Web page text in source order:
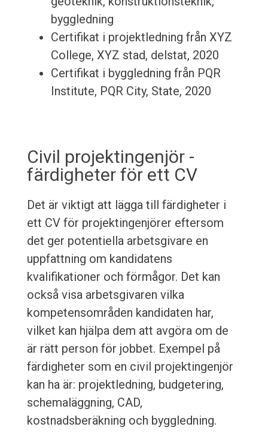
byggledning
Certifikat i projektledning från XYZ
College, XYZ stad, delstat, 2020
Certifikat i byggledning från PQR
Institute, PQR City, State, 2020
Civil projektingenjör -
färdigheter för ett CV
Det är viktigt att lägga till färdigheter i
ett CV för projektingenjörer eftersom
det ger potentiella arbetsgivare en
uppfattning om kandidatens
kvalifikationer och förmågor. Det kan
också visa arbetsgivaren vilka
kompetensområden kandidaten har,
vilket kan hjälpa dem att avgöra om de
är rätt person för jobbet. Exempel på
färdigheter som en civil projektingenjör
kan ha är: projektledning, budgetering,
schemaläggning, CAD,
kostnadsberäkning och byggledning.